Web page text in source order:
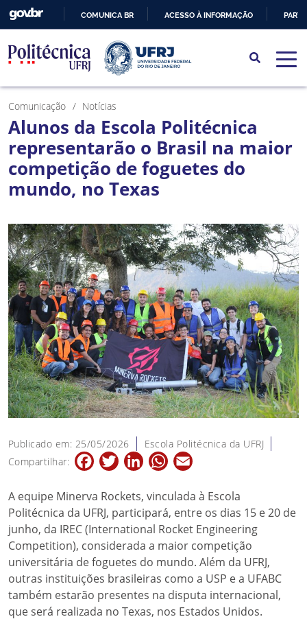
PARA
O
CONTEÚDO
COMUNICA BR ACESSO À INFORMAÇÃO
Comunicação Notícias
Alunos da Escola Politécnica
representarão o Brasil na maior
competição de foguetes do
mundo, no Texas
Publicado em: 25/05/2026
Escola Politécnica da UFRJ
Compartilhar:
FacebookTwitterLinkedInWhatsApp
A equipe Minerva Rockets, vinculada à Escola
Politécnica da UFRJ, participará, entre os dias 15 e 20 de
junho, da IREC (International Rocket Engineering
Competition), considerada a maior competição
universitária de foguetes do mundo. Além da UFRJ,
outras instituições brasileiras como a USP e a UFABC
também estarão presentes na disputa internacional,
que será realizada no Texas, nos Estados Unidos.